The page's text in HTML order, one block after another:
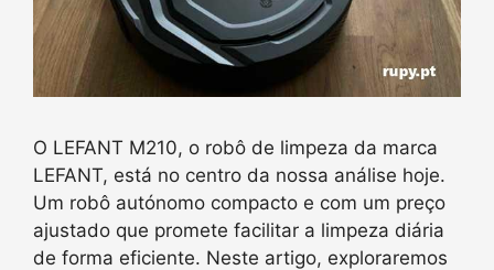
O LEFANT M210, o robô de limpeza da marca
LEFANT, está no centro da nossa análise hoje.
Um robô autónomo compacto e com um preço
ajustado que promete facilitar a limpeza diária
de forma eficiente. Neste artigo, exploraremos